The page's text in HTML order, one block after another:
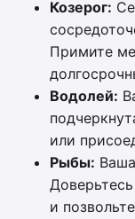
Козерог:
Примите
Водолей:
или
Рыбы:
и